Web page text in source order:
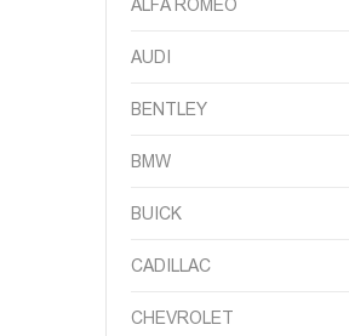
ALFA ROMEO
AUDI
BENTLEY
BMW
BUICK
CADILLAC
CHEVROLET